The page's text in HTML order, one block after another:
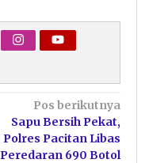
Pos berikutnya
Sapu Bersih Pekat,
Polres Pacitan Libas
Peredaran 690 Botol